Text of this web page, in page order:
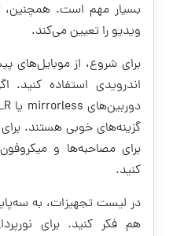
بسیار مهم است. همچنین،
ویدیو را تعیین می‌کند.
برای شروع، از موبایل‌های
اندرویدی استفاده کنید.
گزینه‌های خوبی هستند.
برای مصاحبه‌ها و
کنید.
در لیست تجهیزات، به
هم فکر کنید. برای